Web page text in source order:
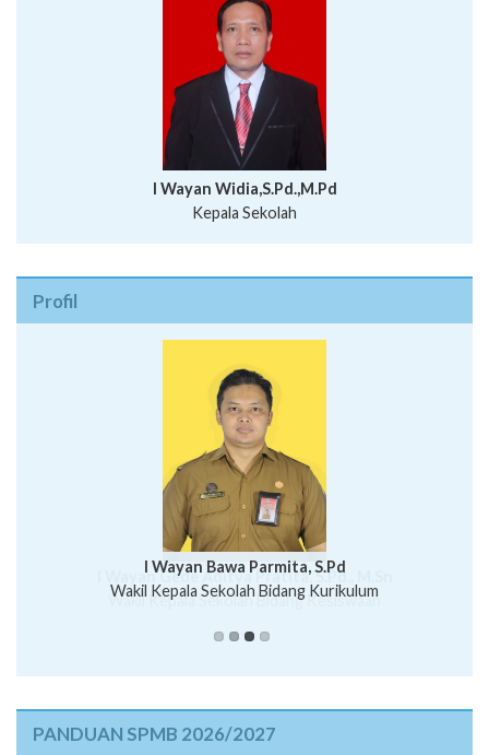
I Wayan Widia,S.Pd.,M.Pd
Kepala Sekolah
Profil
Putu Suhartana, S.Pd.
I Wayan Bawa Parmita, S.Pd
I Wayan Gede Aditya Pratita, S.Pd., M.Sn
Wakil Kepala Sekolah Bidang Kesiswaan
Ni Wayan Nopi Sutantri, S.Pd.
PANDUAN SPMB 2026/2027